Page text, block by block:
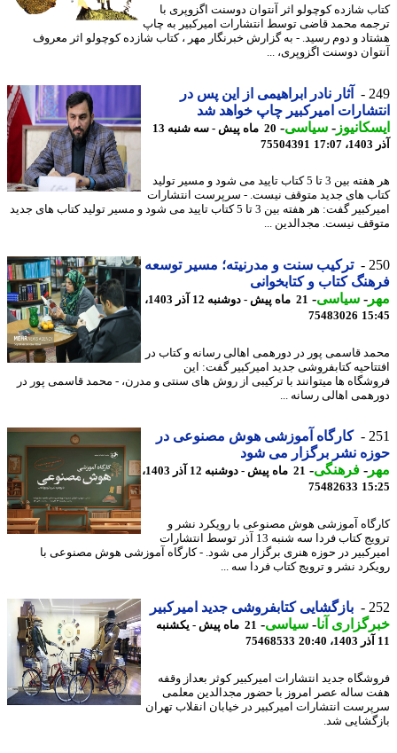
شازده کوچولو اثر آنتوان دوسنت اگزوپری با
محمد قاضی توسط انتشارات امیرکبیر به چاپ
و دوم رسید. - به گزارش خبرنگار مهر ، کتاب شازده کوچولو اثر معروف
دوسنت اگزوپری، ...
آثار نادر ابراهیمی از این پس در
امیرکبیر چاپ خواهد شد
-سیاسی-
20 ماه پیش - سه شنبه 13
75504391
هر هفته بین 3 تا 5 کتاب تایید می شود و مسیر تولید
های جدید متوقف نیست. - سرپرست انتشارات
امیرکبیر گفت: هر هفته بین 3 تا 5 کتاب تایید می شود و مسیر تولید کتاب های جدید
نیست. مجدالدین ...
ترکیب سنت و مدرنیته؛ مسیر توسعه
کتاب و کتابخوانی
-سیاسی-
21 ماه پیش - دوشنبه 12 آذر 1403،
75483026
قاسمی پور در دورهمی اهالی رسانه و کتاب در
کتابفروشی جدید امیرکبیر گفت: این
ها میتوانند با ترکیبی از روش های سنتی و مدرن، - محمد قاسمی پور در
اهالی رسانه ...
کارگاه آموزشی هوش مصنوعی در
نشر برگزار می شود
-فرهنگی-
21 ماه پیش - دوشنبه 12 آذر 1403،
75482633
آموزشی هوش مصنوعی با رویکرد نشر و
ترویج کتاب فردا سه شنبه 13 آذر توسط انتشارات
در حوزه هنری برگزار می شود. - کارگاه آموزشی هوش مصنوعی با
نشر و ترویج کتاب فردا سه ...
بازگشایی کتابفروشی جدید امیرکبیر
آنا- سیاسی-
21 ماه پیش - یکشنبه
75468533
جدید انتشارات امیرکبیر کوثر بعداز وقفه
ساله عصر امروز با حضور مجدالدین معلمی
انتشارات امیرکبیر در خیابان انقلاب تهران
شد.